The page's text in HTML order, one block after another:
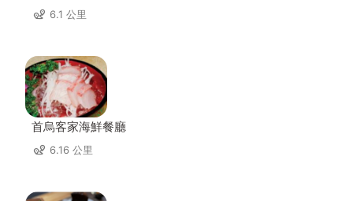
6.1 公里
首烏客家海鮮餐廳
6.16 公里